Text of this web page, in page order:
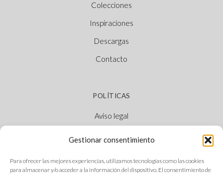
Gestionar consentimiento
Para ofrecer las mejores experiencias, utilizamos tecnologías como las cookies
para almacenar y/o acceder a la información del dispositivo. El consentimiento de
Colecciones
Inspiraciones
Descargas
Contacto
POLÍTICAS
Aviso legal
Canal Ético